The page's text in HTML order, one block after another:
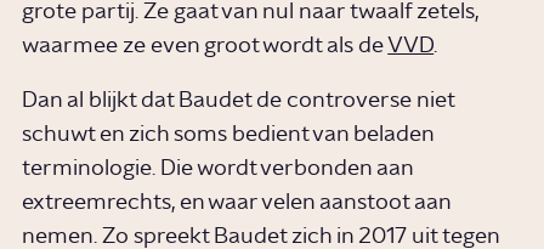
grote partij. Ze gaat van nul naar twaalf zetels,
waarmee ze even groot wordt als de VVD.
Dan al blijkt dat Baudet de controverse niet
schuwt en zich soms bedient van beladen
terminologie. Die wordt verbonden aan
extreemrechts, en waar velen aanstoot aan
nemen. Zo spreekt Baudet zich in 2017 uit tegen